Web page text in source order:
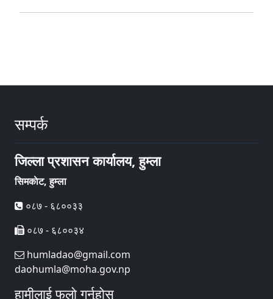
सम्पर्क
जिल्ला प्रशासन कार्यालय, हुम्ला
सिमकाेट, हुम्ला
०८७ - ६८००३३
०८७ - ६८००३४
humladao@gmail.com
daohumla@moha.gov.np
हामीलाई फलो गर्नुहोस्